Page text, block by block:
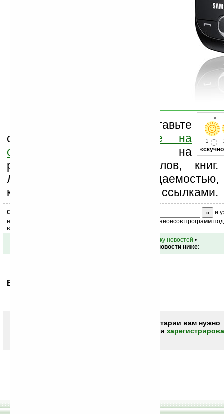
- «
1
«скучно
Оцените новость и оставьте
свой комментарий
ниже на
странице
на
рассылку новостей, файлов,
Ладошки своей
коммерческой информации, ссылками.
Скоро
и
ежедневный или еженедельный дайджест новостей, анонсов программ
ваш почтовый ящик.
вернуться к списку новостей •
Обсуждение этой новости ниже:
Ваше мнение будет первым.
Чтобы писать комментарии вам нужно
или